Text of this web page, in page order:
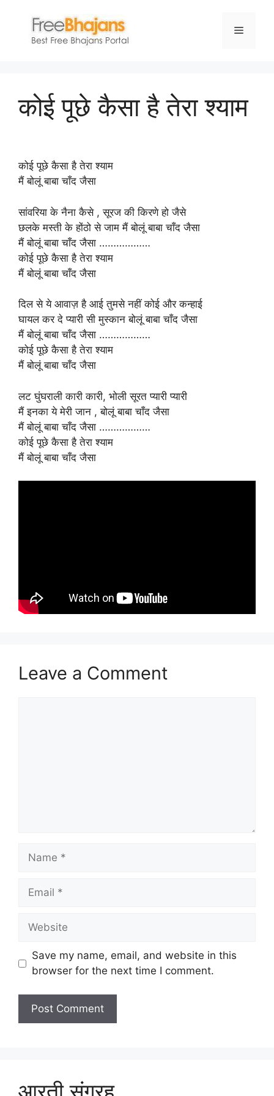
content
Menu
कोई पूछे कैसा है तेरा श्याम
कोई पूछे कैसा है तेरा श्याम
मैं बोलूं बाबा चाँद जैसा
सांवरिया के नैना कैसे , सूरज की किरणे हो जैसे
छलके मस्ती के होंठो से जाम मैं बोलूं बाबा चाँद जैसा
मैं बोलूं बाबा चाँद जैसा ………………
कोई पूछे कैसा है तेरा श्याम
मैं बोलूं बाबा चाँद जैसा
दिल से ये आवाज़ है आई तुमसे नहीं कोई और कन्हाई
घायल कर दे प्यारी सी मुस्कान बोलूं बाबा चाँद जैसा
मैं बोलूं बाबा चाँद जैसा ………………
कोई पूछे कैसा है तेरा श्याम
मैं बोलूं बाबा चाँद जैसा
लट घुंघराली कारी कारी, भोली सूरत प्यारी प्यारी
मैं इनका ये मेरी जान , बोलूं बाबा चाँद जैसा
मैं बोलूं बाबा चाँद जैसा ………………
कोई पूछे कैसा है तेरा श्याम
मैं बोलूं बाबा चाँद जैसा
Leave a Comment
Name
Email
Website
Save my name, email, and website in this
browser for the next time I comment.